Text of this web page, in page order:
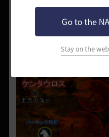
Go to the
Stay on the
バルハン関所から西側で探しやす